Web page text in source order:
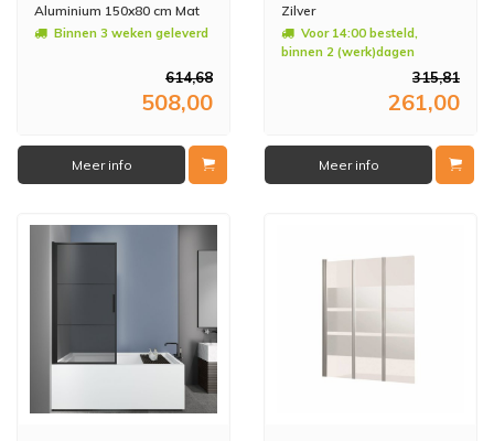
Aluminium 150x80 cm Mat
WitBinnen 3 weken geleverd
614,68
508,00
Meer info
Zilver
Voor 14:00 besteld,
binnen 2 (werk)dagen
315,81
261,00
Meer info